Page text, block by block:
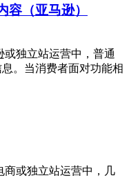
容（亚马逊）
独立站运营中，普通
。当消费者面对功能相
商或独立站运营中，几